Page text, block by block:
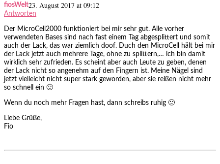
fiosWelt23. August 2017 at 09:12
Antworten
Der MicroCell2000 funktioniert bei mir sehr gut. Alle vorher
verwendeten Bases sind nach fast einem Tag abgesplittert und somit
auch der Lack, das war ziemlich doof. Duch den MicroCell hält bei mir
der Lack jetzt auch mehrere Tage, ohne zu splittern,… ich bin damit
wirklich sehr zufrieden. Es scheint aber auch Leute zu geben, denen
der Lack nicht so angenehm auf den Fingern ist. Meine Nägel sind
jetzt vielleicht nicht super stark geworden, aber sie reißen nicht mehr
so schnell ein 🙂
Wenn du noch mehr Fragen hast, dann schreibs ruhig 🙂
Liebe Grüße,
Fio